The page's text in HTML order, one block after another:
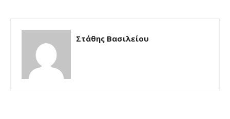
Στάθης Βασιλείου